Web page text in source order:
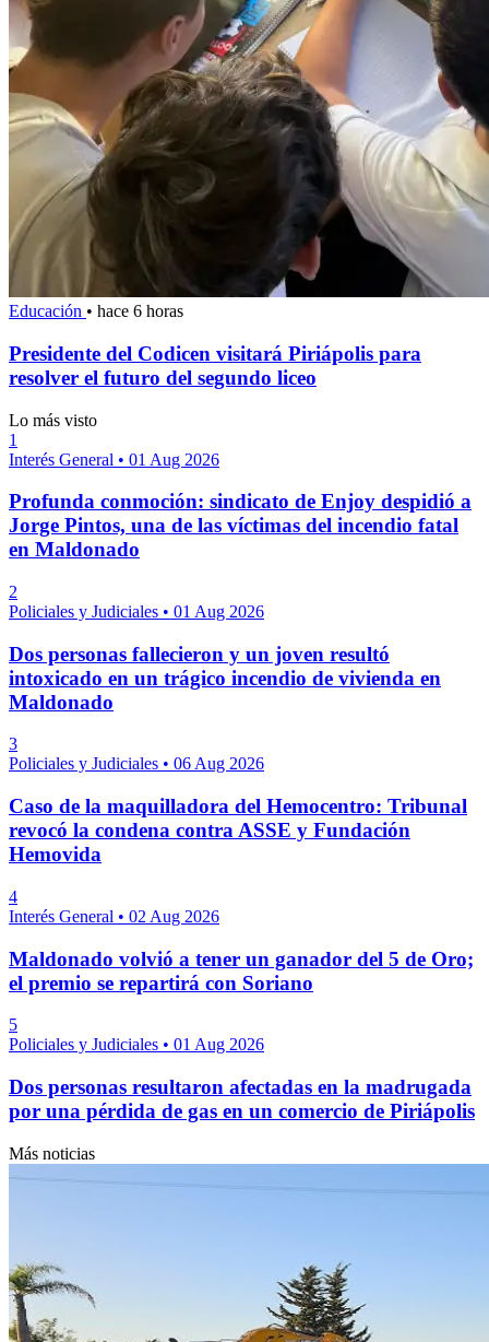
Educación • hace 6 horas
Presidente del Codicen visitará Piriápolis para
resolver el futuro del segundo liceo
Lo más visto
1
Interés General • 01 Aug 2026
Profunda conmoción: sindicato de Enjoy despidió a
Jorge Pintos, una de las víctimas del incendio fatal
en Maldonado
2
Policiales y Judiciales • 01 Aug 2026
Dos personas fallecieron y un joven resultó
intoxicado en un trágico incendio de vivienda en
Maldonado
3
Policiales y Judiciales • 06 Aug 2026
Caso de la maquilladora del Hemocentro: Tribunal
revocó la condena contra ASSE y Fundación
Hemovida
4
Interés General • 02 Aug 2026
Maldonado volvió a tener un ganador del 5 de Oro;
el premio se repartirá con Soriano
5
Policiales y Judiciales • 01 Aug 2026
Dos personas resultaron afectadas en la madrugada
por una pérdida de gas en un comercio de Piriápolis
Más noticias